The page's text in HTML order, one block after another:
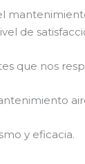
de
que nos
y eficacia.